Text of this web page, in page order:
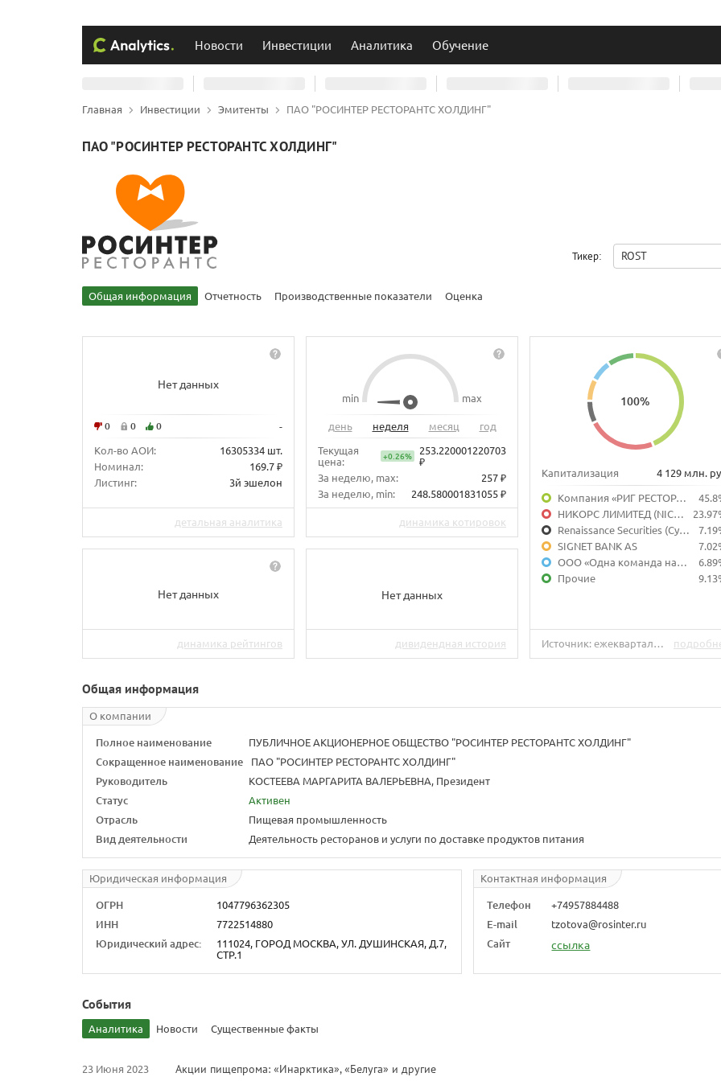
Новости Инвестиции Аналитика Обучение
Главная Инвестиции Эмитенты ПАО "РОСИНТЕР РЕСТОРАНТС ХОЛДИНГ"
ПАО "РОСИНТЕР РЕСТОРАНТС ХОЛДИНГ"
Тикер: ROST
Общая информация Отчетность Производственные показатели Оценка
Нет данных
0 0 0
-
Кол-во АОИ:
16305334 шт.
Номинал:
169.7 ₽
Листинг:
3й эшелон
детальная аналитика
min max
день неделя месяц
год
Текущая
цена:
+0.26%
253.220001220703
₽
За неделю, max:
257 ₽
За неделю, min:
248.580001831055 ₽
динамика котировок
Нет данных
динамика рейтингов
Нет данных
дивидендная история
100%
Капитализация
4 129 млн.
Компания «РИГ РЕСТОРАНТС ЛИМИТЕД»
НИКОРС ЛИМИТЕД (NICKORS LIMITED)
Renaissance Securities (Cyprus) Limited
SIGNET BANK AS
ООО «Одна команда навсегда!»
Прочие
Источник: ежеквартальный отчет эмитента за IV квартал 2019 г.
Общая информация
О компании
Полное наименование ПУБЛИЧНОЕ АКЦИОНЕРНОЕ ОБЩЕСТВО "РОСИНТЕР РЕСТОРАНТС ХОЛДИНГ"
Сокращенное наименование ПАО "РОСИНТЕР РЕСТОРАНТС ХОЛДИНГ"
Руководитель КОСТЕЕВА МАРГАРИТА ВАЛЕРЬЕВНА, Президент
Статус Активен
Отрасль Пищевая промышленность
Вид деятельности Деятельность ресторанов и услуги по доставке продуктов питания
Юридическая информация
ОГРН 1047796362305
ИНН 7722514880
Юридический адрес:
111024, ГОРОД МОСКВА, УЛ. ДУШИНСКАЯ, Д.7,
СТР.1
Контактная информация
Телефон +74957884488
E-mail tzotova@rosinter.ru
Сайт ссылка
События
Аналитика Новости Существенные факты
23 Июня 2023 Акции пищепрома: «Инарктика», «Белуга» и другие